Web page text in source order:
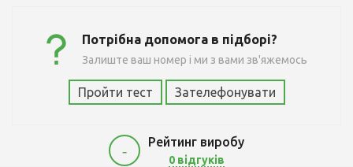
Потрібна допомога в підборі?
Залиште ваш номер і ми з вами зв'яжемось
Пройти тест Зателефонувати
-
Рейтинг виробу
0 відгуків